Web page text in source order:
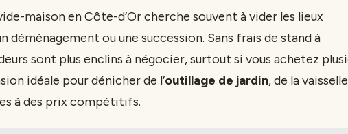
maison en Côte-d’Or cherche souvent à vider les lieux
déménagement ou une succession. Sans frais de stand à
sont plus enclins à négocier, surtout si vous achetez
idéale pour dénicher de l’outillage de jardin, de la vaisselle
à des prix compétitifs.